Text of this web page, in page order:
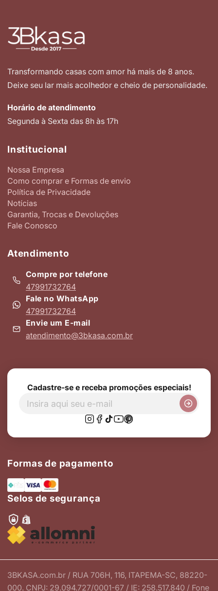
Transformando casas com amor há mais de 8 anos.
Deixe seu lar mais acolhedor e cheio de personalidade.
Horário de atendimento
Segunda à Sexta das 8h às 17h
Institucional
Nossa Empresa
Como comprar e Formas de envio
Política de Privacidade
Notícias
Garantia, Trocas e Devoluções
Fale Conosco
Atendimento
Compre por telefone
47991732764
Fale no WhatsApp
47991732764
Envie um E-mail
atendimento@3bkasa.com.br
Cadastre-se e receba promoções especiais!
Formas de pagamento
Selos de segurança
3BKASA.com.br / RUA 706H, 116, ITAPEMA-SC, 88220-
000. CNPJ: 29.094.727/0001-67 / IE: 258.517.840 / Fone